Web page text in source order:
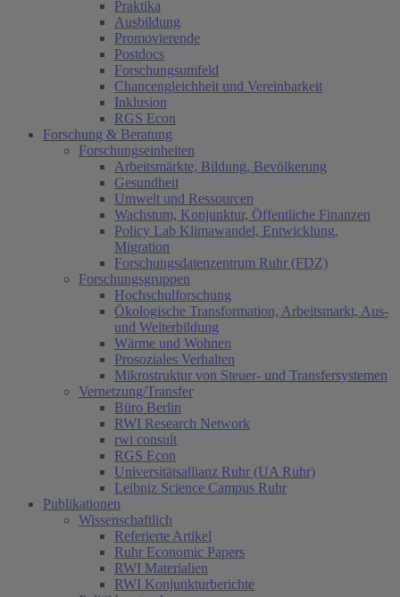
Praktika
Ausbildung
Promovierende
Postdocs
Forschungsumfeld
Chancengleichheit und Vereinbarkeit
Inklusion
RGS Econ
Forschung & Beratung
Forschungseinheiten
Arbeitsmärkte, Bildung, Bevölkerung
Gesundheit
Umwelt und Ressourcen
Wachstum, Konjunktur, Öffentliche Finanzen
Policy Lab Klimawandel, Entwicklung,
Migration
Forschungsdatenzentrum Ruhr (FDZ)
Forschungsgruppen
Hochschulforschung
Ökologische Transformation, Arbeitsmarkt, Aus-
und Weiterbildung
Wärme und Wohnen
Prosoziales Verhalten
Mikrostruktur von Steuer- und Transfersystemen
Vernetzung/Transfer
Büro Berlin
RWI Research Network
rwi consult
RGS Econ
Universitätsallianz Ruhr (UA Ruhr)
Leibniz Science Campus Ruhr
Publikationen
Wissenschaftlich
Referierte Artikel
Ruhr Economic Papers
RWI Materialien
RWI Konjunkturberichte